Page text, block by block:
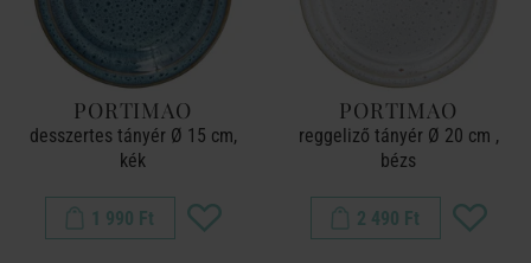
PORTIMAO
desszertes tányér Ø 15 cm,
kék
1 990 Ft
PORTIMAO
reggeliző tányér Ø 20 cm ,
bézs
2 490 Ft